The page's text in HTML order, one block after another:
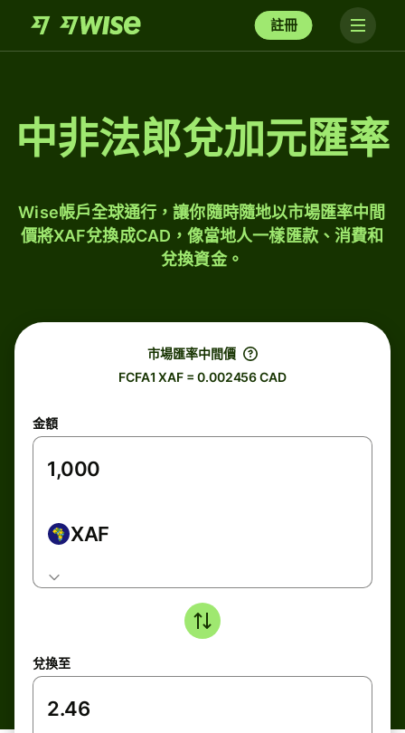
註冊
中非法郎兌加元匯率
Wise帳戶全球通行，讓你隨時隨地以市場匯率中間
價將XAF兌換成CAD，像當地人一樣匯款、消費和
兌換資金。
市場匯率中間價
FCFA1 XAF = 0.002456 CAD
金額
XAF
兌換至